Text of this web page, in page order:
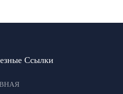
Mounting 5 In 1
Ссылки